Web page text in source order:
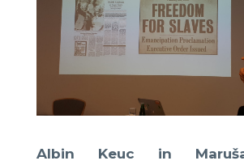
Albin Keuc in